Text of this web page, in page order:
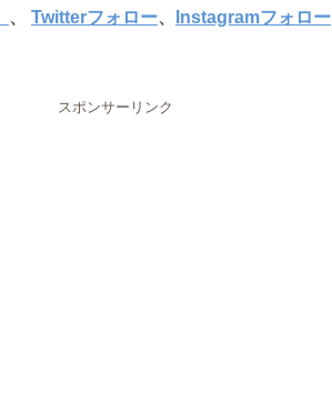
Twitterフォロー Instagramフォロー
スポンサーリンク